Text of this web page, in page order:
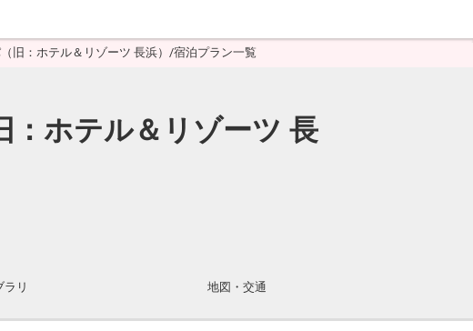
旧：ホテル＆リゾーツ 長浜）/宿泊プラン一覧
：ホテル＆リゾーツ 長
ラリ 地図・交通